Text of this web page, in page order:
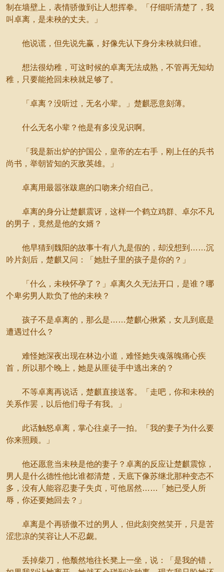
制在墙壁上，表情骄傲到让人想挥拳。「仔细听清楚了，我
叫卓离，是未秧的丈夫。」
他说谎，但先说先赢，好像先认下身分未秧就归谁。
想法很幼稚，可这时候的卓离无法成熟，不管再无知幼
稚，只要能抢回未秧就足够了。
「卓离？没听过，无名小辈。」楚麒恶意刻薄。
什么无名小辈？他是有多没见识啊。
「我是新出炉的护国公，皇帝的左右手，刚上任的兵书
尚书，举朝皆知的灭敌英雄。」
卓离用最嚣张跋扈的口吻来介绍自己。
卓离的身分让楚麒震讶，这样一个鹤立鸡群、卓尔不凡
的男子，竟然是他的女婿？
他早猜到魏阳的故事十有八九是假的，却没想到……沉
吟片刻后，楚麒又问：「她肚子里的孩子是你的？」
「什么，未秧怀孕了？」卓离久久无法开口，是谁？哪
个卑劣男人欺负了他的未秧？
孩子不是卓离的，那么是……楚麒心揪紧，女儿到底是
遭遇过什么？
难怪她深夜出现在林边小道，难怪她失魂落魄痛心疾
首，所以那个晚上，她是从匪徒手中逃出来的？
不等卓离再说话，楚麒直接送客。「走吧，你和未秧的
关系作罢，以后他们母子有我。」
此话触怒卓离，掌心往桌子一拍。「我的妻子为什么要
你来照顾。」
他还愿意当未秧是他的妻子？卓离的反应让楚麒震惊，
男人是什么德性他比谁都清楚，天底下像苏继北那种变态不
多，没有人能容忍妻子失贞，可他居然……「她已受人所
辱，你还要她回去？」
卓离是个再骄傲不过的男人，但此刻突然笑开，只是苦
涩悲凉的笑容让人不忍觑。
丢掉柴刀，他颓然地往长凳上一坐，说：「是我的错，